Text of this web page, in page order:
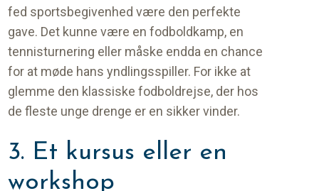
fed sportsbegivenhed være den perfekte
gave. Det kunne være en fodboldkamp, en
tennisturnering eller måske endda en chance
for at møde hans yndlingsspiller. For ikke at
glemme den klassiske fodboldrejse, der hos
de fleste unge drenge er en sikker vinder.
3. Et kursus eller en
workshop